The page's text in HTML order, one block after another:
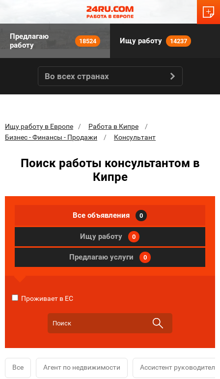
Предлагаю
работу
18524 Ищу работу 14237
Во всех странах
Ищу работу в Европе
Работа в Кипре
Бизнес - Финансы - Продажи
Консультант
Поиск работы консультантом в
Кипре
Все объявления 0
Ищу работу 0
Предлагаю услуги 0
Проживает в ЕС
Все Агент по недвижимости Ассистент руководителя